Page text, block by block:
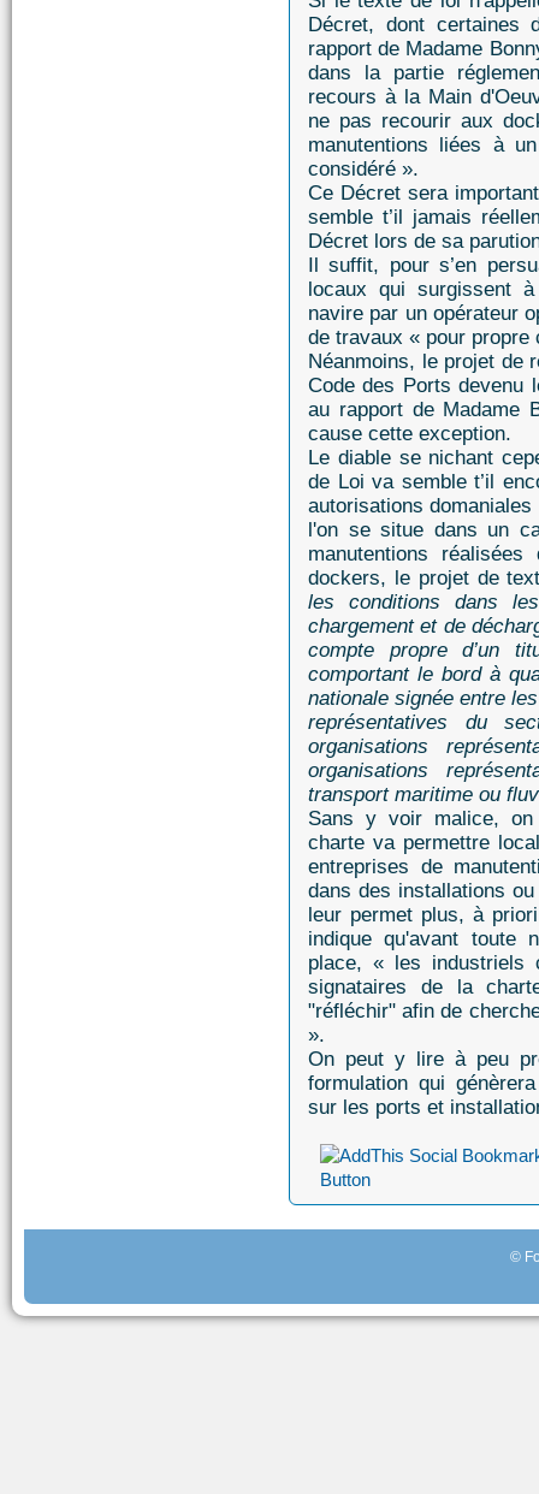
Décret, dont certaines
rapport de Madame
dans la partie
recours à la Main
ne pas recourir aux
manutentions liées à
considéré ».
Ce Décret sera
semble t’il jamais
Décret lors de sa
Il suffit, pour s’en
locaux qui surgissent
navire par un opérateur
de travaux « pour propre
Néanmoins, le projet de
Code des Ports devenu
au rapport de Madame
cause cette exception.
Le diable se nichant
de Loi va semble t’il
autorisations
l'on se situe dans un
manutentions
dockers, le projet de
les conditions dans
chargement et de
compte propre d’un
comportant le bord à
nationale signée entre
représentatives du
organisations
organisations
transport maritime ou
Sans y voir malice, on
charte va permettre
entreprises de
dans des installations
leur permet plus, à
indique qu'avant toute
place, « les industriels
signataires de la
"réfléchir" afin de
».
On peut y lire à peu
formulation qui
sur les ports et
©